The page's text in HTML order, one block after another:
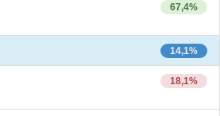
67,4%
14,1%
18,1%